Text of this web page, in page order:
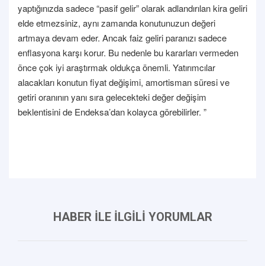
yaptığınızda sadece “pasif gelir” olarak adlandırılan kira geliri
elde etmezsiniz, aynı zamanda konutunuzun değeri
artmaya devam eder. Ancak faiz geliri paranızı sadece
enflasyona karşı korur. Bu nedenle bu kararları vermeden
önce çok iyi araştırmak oldukça önemli. Yatırımcılar
alacakları konutun fiyat değişimi, amortisman süresi ve
getiri oranının yanı sıra gelecekteki değer değişim
beklentisini de Endeksa’dan kolayca görebilirler. ”
HABER İLE İLGİLİ YORUMLAR